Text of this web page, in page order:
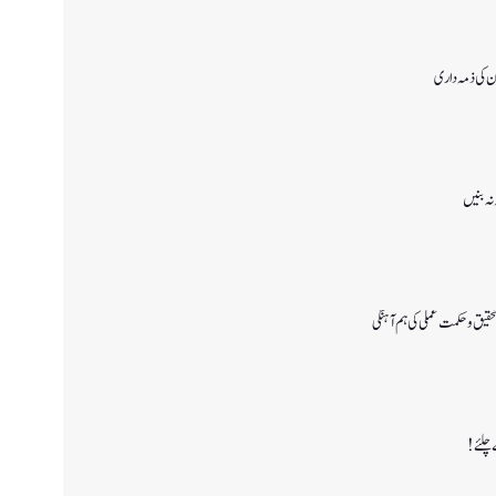
کی ذمہ داری
نہ بنیں
و حکمت عملی کی ہم آہنگی